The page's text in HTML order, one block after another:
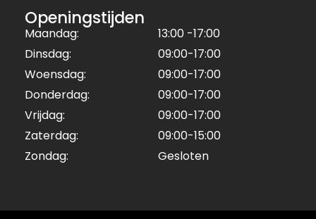
Openingstijden
Maandag:
13:00 -17:00
Dinsdag:
09:00-17:00
Woensdag:
09:00-17:00
Donderdag:
09:00-17:00
Vrijdag:
09:00-17:00
Zaterdag:
09:00-15:00
Zondag:
Gesloten